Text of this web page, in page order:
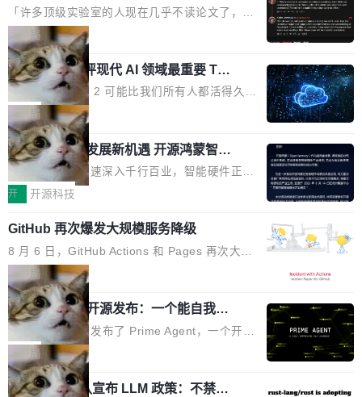
的严苛使用需求。 澎湃功率，紧凑机身 钛金雕1
600PG5 AI TOP具备强悍输出功率，同时实现
机身尺寸大幅精简。整机长度仅16厘米，属于同
功率段机身尺寸十分紧凑的1600W电源产品。小
巧机身有效提升市面主流标准A...
元。数字广告与公共关系相关服务市场更是从20
25年的8463亿美元扩张至2026年的8763亿美
元。数字的背后是一个清晰的事实——品牌对专
业化营销服务的需求从未如此迫切。 但市场扩容
的同时,服务商的竞争逻辑正在改变。2026年Top
Agency年度合辑的观察指出,“产品”这个离消费
者最近的载体,在整个品牌营销层面的权重显著变
高了。全域营销服务商的竞争正在从规模转向深
度,案例厚度、全域覆盖、多线协同...
了
「许多顶级实验室的人现在几乎不读论文了，而
且他们认为 ICLR/ICML/NeurIPS 充斥着大量过
度宣传和欺诈。」 OpenAI 研究员 Keller Jorda
n 这条推文引发了广泛讨论。他不是在说风凉
话，他是说出了一个圈内人尽皆知但很少公开捅
破的事实。 Jordan 随后补充了一句软化声明：
「我不认为这些会议上大部分论文都在过度宣传
或造假。问题是，作为读者，如果你筛选出那些
看起来最令人兴奋的论文，那它们大部分都是过
度宣传的。」 这才是真正的痛点。不是所有论文
都有问题，是最吸引眼球的那批论文最有问题。
他引用的帖子来自 Mathew Shen，一位 ICLR 2
026 的读者：「看了篇 ...
局
xAI 前工程师评现代 AI 领域最重要 Top
3 开源项目
Flash Attention 2 可能比我们所有人都活得久。
这句话不是来自某个技术博客，而是出自 Hieu
Pham 的一条推文。Hieu Pham 是谁？他是 xAI
的早期工程师之一，在 Grok 训练基础设施团队
工作过。近日他在 X 上发了一条帖子，列出了他
认为现代 AI 领域最重要的三个开源项目。 第一
理由很具体。FA 系列不需要解释，但 FA2 是他
认为最重要的一个——复杂度恰到好处，刚好能
驱动你去学 CuTe，但还没被那些"邪恶的" Hopp
er++ 优化所淹没，足够容易修改和适配。 更关
键的是 FA2 的持久性...
局
共商智能硬件发展新机遇 开源鸿蒙智能
硬件开发者日杭州站即将举行
随着万物智联加速深入千行百业，智能硬件正从
单点设备迈向智能化、网联化、协同化发展。作
鸿蒙通过统一技术底座和分布式能力，为不同类
型智能设备的开发、连接与互联提供关键支撑，
也为产业链企业探索产品创新与商业增长打开新
的空间。 8月14日，开源鸿蒙智能硬件开发者日
（OHDD：OpenHarmony Hardware Develope
r Day）将在杭州启航。活动面向智能硬件产业
链企业和开发者，邀请行业专家与资深技术顾
问，围绕开源鸿蒙技术能力、设备适配、芯片适
配、功耗与稳定性调优、兼容性测评及统一互联
开 开源科技
GitHub 再次爆发大规模服务降级
8 月 6 日，GitHub Actions 和 Pages 再次大规
模服务降级，Actions 完全不可用超过 5 小时，
webhook 停发，连自托管 runner 也因调度层故
障无法工作。Pages、Copilot code review、C
opilot coding agent 全部受影响。从检测到完全
恢复，大约 12 小时。 这是 2026 年 8 月的第六
起事故，其中四起与 AI/Copilot 服务相关。 Git
Hub 员工 kdaigle 在 HN 讨论中贴出了一组数
局
Prime Agent 开源发布：一个能自我改
进的编程 Agent，ARC-AGI 3 超越人类
专家基线
Prime Intellect 发布了 Prime Agent，一个开源
的编程 Agent Harness，核心设计围绕两个抽
象：Recursive Language Model（RLM）和 C
ontinual Harness。在 ARC-AGI 3 基准测试
局
Rust 项目团队宣布 LLM 政策：不禁